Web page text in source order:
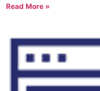
Read More »